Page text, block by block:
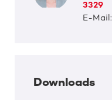
3329
E-Mail:
Downloads